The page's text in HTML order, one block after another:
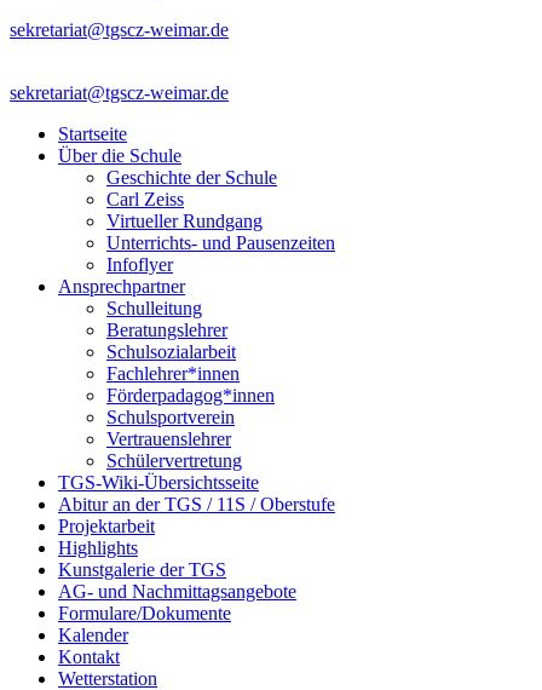
sekretariat@tgscz-weimar.de
sekretariat@tgscz-weimar.de
Startseite
Über die Schule
Geschichte der Schule
Carl Zeiss
Virtueller Rundgang
Unterrichts- und Pausenzeiten
Infoflyer
Ansprechpartner
Schulleitung
Beratungslehrer
Schulsozialarbeit
Fachlehrer*innen
Förderpadagog*innen
Schulsportverein
Vertrauenslehrer
Schülervertretung
TGS-Wiki-Übersichtsseite
Abitur an der TGS / 11S / Oberstufe
Projektarbeit
Highlights
Kunstgalerie der TGS
AG- und Nachmittagsangebote
Formulare/Dokumente
Kalender
Kontakt
Wetterstation